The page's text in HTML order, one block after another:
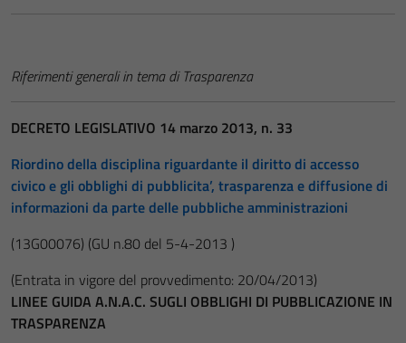
Riferimenti generali in tema di Trasparenza
DECRETO LEGISLATIVO 14 marzo 2013, n. 33
Riordino della disciplina riguardante il diritto di accesso
civico e gli obblighi di pubblicita’, trasparenza e diffusione di
informazioni da parte delle pubbliche amministrazioni
(13G00076) (GU n.80 del 5-4-2013 )
(Entrata in vigore del provvedimento: 20/04/2013)
LINEE GUIDA A.N.A.C. SUGLI OBBLIGHI DI PUBBLICAZIONE IN
TRASPARENZA